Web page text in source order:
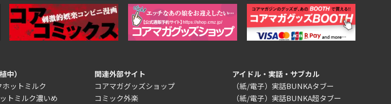
中）
ホットミルク
トミルク濃いめ
関連外部サイト
コアマガグッズショップ
コミック外楽
アイドル・実話・サブカル
（紙/電子）実話BUNKAタブー
（紙/電子）実話BUNKA超タブー